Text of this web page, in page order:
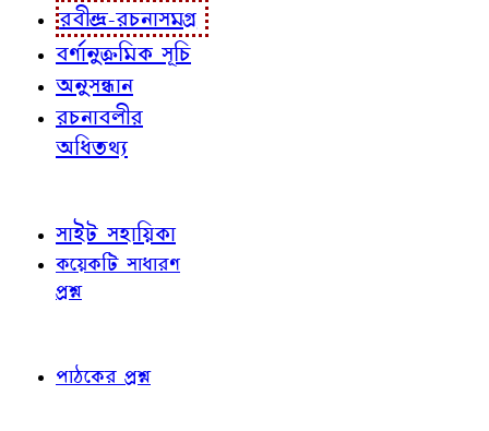
রবীন্দ্র-রচনাসমগ্র
বর্ণানুক্রমিক সূচি
অনুসন্ধান
রচনাবলীর
অধিতথ্য
সাইট সহায়িকা
কয়েকটি সাধারণ
প্রশ্ন
পাঠকের প্রশ্ন